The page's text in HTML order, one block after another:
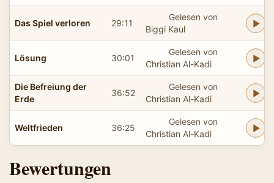
Das Spiel verloren 29:11
Gelesen von
Biggi Kaul
Lösung 30:01
Gelesen von
Christian Al-Kadi
Die Befreiung der
Erde
36:52
Gelesen von
Christian Al-Kadi
Weltfrieden 36:25
Gelesen von
Christian Al-Kadi
Bewertungen